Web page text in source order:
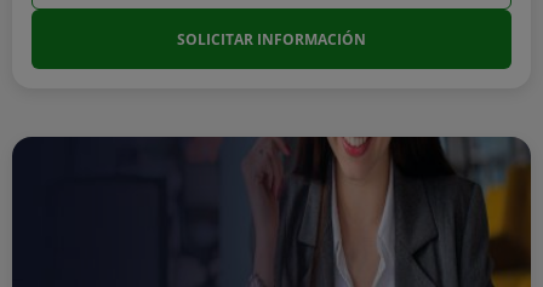
SOLICITAR INFORMACIÓN